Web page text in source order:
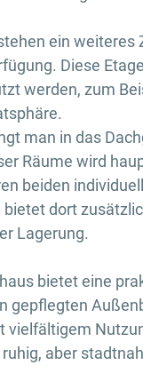
ein
Diese
werden, zum
man in das
Räume wird
beiden
dort
Lagerung.
bietet eine
gepflegten
vielfältigem
aber